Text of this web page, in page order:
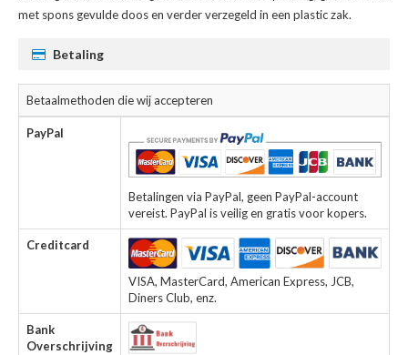
met spons gevulde doos en verder verzegeld in een plastic zak.
Betaling
Betaalmethoden die wij accepteren
PayPal
Betalingen via PayPal, geen PayPal-account
vereist. PayPal is veilig en gratis voor kopers.
Creditcard
VISA, MasterCard, American Express, JCB,
Diners Club, enz.
Bank
Overschrijving